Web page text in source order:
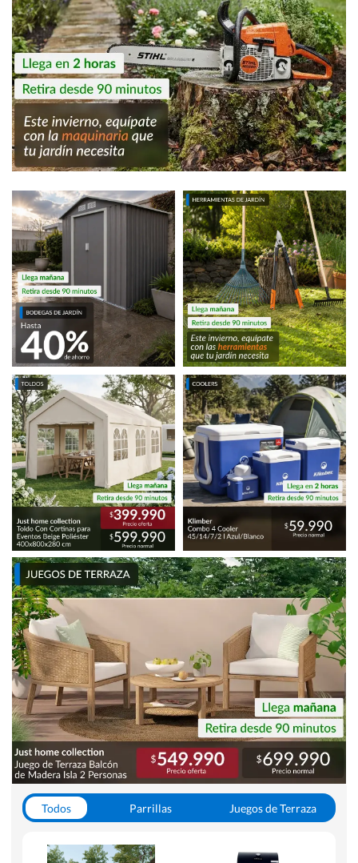
Todos Parrillas
Juegos de Terraza